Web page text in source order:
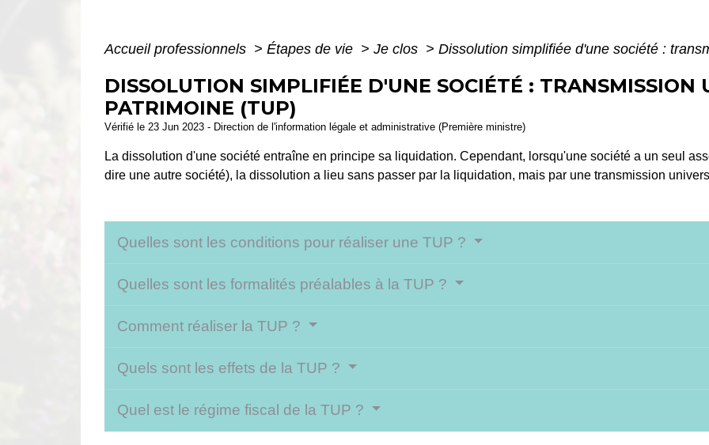
Accueil professionnels > Étapes de vie > Je clos > Dissolution simplifiée d'une société :
DISSOLUTION SIMPLIFIÉE D'UNE SOCIÉTÉ : TRANSMISSION
PATRIMOINE (TUP)
Vérifié le 23 Jun 2023 - Direction de l'information légale et administrative (Première ministre)
La dissolution d'une société entraîne en principe sa liquidation. Cependant, lorsqu'une société a un seul
dire une autre société), la dissolution a lieu sans passer par la liquidation, mais par une transmission
Quelles sont les conditions pour réaliser une TUP ?
Quelles sont les formalités préalables à la TUP ?
Comment réaliser la TUP ?
Quels sont les effets de la TUP ?
Quel est le régime fiscal de la TUP ?